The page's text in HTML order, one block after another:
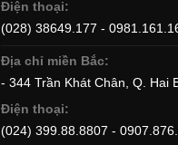
Điện thoại:
(028) 38649.177 -
Địa chỉ miền Bắc:
- 344 Trần Khát Chân, Q. Hai
Điện thoại:
(024) 399.88.8807 -